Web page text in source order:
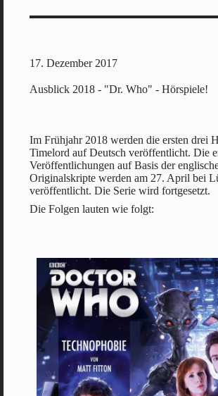
17. Dezember 2017
Ausblick 2018 - "Dr. Who" - Hörspiele!
Im Frühjahr 2018 werden die ersten drei
Timelord auf Deutsch veröffentlicht. Die
Veröffentlichungen auf Basis der
Originalskripte werden am 27. April bei
veröffentlicht. Die Serie wird fortgesetzt.
Die Folgen lauten wie folgt: